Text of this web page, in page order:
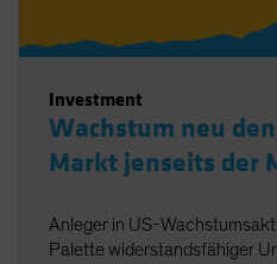
Investment
Wachstum neu
Markt jenseits der
Anleger in US-
Palette widerstandsfähiger